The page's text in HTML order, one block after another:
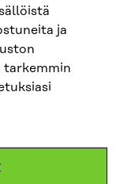
ja
tarkemmin